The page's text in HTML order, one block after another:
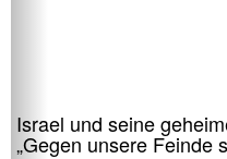
Israel und seine
„Gegen unsere Feinde